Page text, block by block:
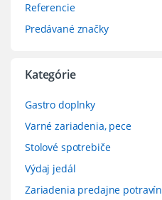
Referencie
Predávané značky
Kategórie
Gastro doplnky
Varné zariadenia, pece
Stolové spotrebiče
Výdaj jedál
Zariadenia predajne potravín